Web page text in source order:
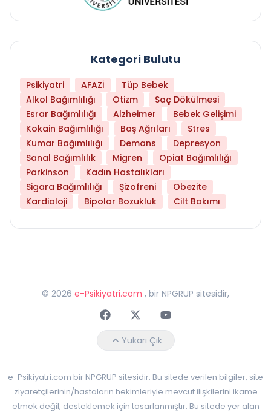
Kategori Bulutu
Psikiyatri AFAZİ
Tüp Bebek
Alkol Bağımlılığı
Otizm
Saç Dökülmesi
Esrar Bağımlılığı
Alzheimer
Bebek Gelişimi
Kokain Bağımlılığı
Baş Ağrıları
Stres
Kumar Bağımlılığı
Demans
Depresyon
Sanal Bağımlılık
Migren
Opiat Bağımlılığı
Parkinson
Kadın Hastalıkları
Sigara Bağımlılığı
Şizofreni
Obezite
Kardioloji
Bipolar Bozukluk Cilt Bakımı
© 2026 e-Psikiyatri.com , bir NPGRUP sitesidir,
FaceebokTwitterYoutube
Yukarı Çık
e-Psikiyatri.com bir NPGRUP sitesidir. Bu sitede verilen bilgiler, site
ziyaretçilerinin/hastaların hekimleriyle mevcut ilişkilerini ikame
etmek değil, desteklemek için tasarlanmıştır. Bu sitede yer alan